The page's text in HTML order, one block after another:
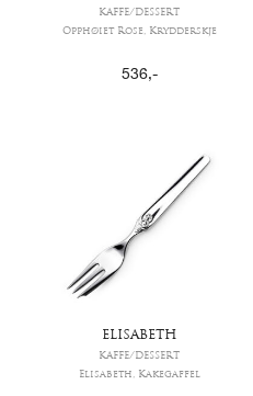
KAFFE/DESSERT
Opphøiet Rose, Krydderskje
536,-
ELISABETH
KAFFE/DESSERT
Elisabeth, Kakegaffel